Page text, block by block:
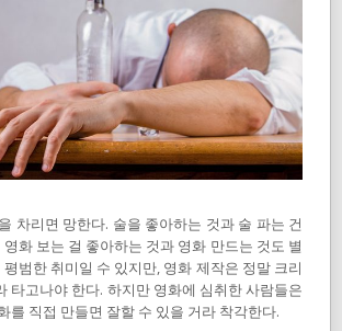
차리면 망한다. 술을 좋아하는 것과 술 파는 건
화 보는 걸 좋아하는 것과 영화 만드는 것도 별
범한 취미일 수 있지만, 영화 제작은 정말 크리
타고나야 한다. 하지만 영화에 심취한 사람들은
를 직접 만들면 잘할 수 있을 거라 착각한다.